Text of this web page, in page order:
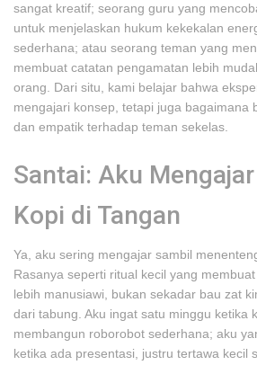
sangat kreatif; seorang guru yang
untuk menjelaskan hukum kekekalan
sederhana; atau seorang teman yang
membuat catatan pengamatan lebih
orang. Dari situ, kami belajar bahwa
mengajari konsep, tetapi juga bagaimana
dan empatik terhadap teman sekelas.
Santai: Aku
Kopi di Tangan
Ya, aku sering mengajar sambil
Rasanya seperti ritual kecil yang
lebih manusiawi, bukan sekadar bau zat
dari tabung. Aku ingat satu minggu ketika
membangun roborobot sederhana; aku
ketika ada presentasi, justru tertawa kecil